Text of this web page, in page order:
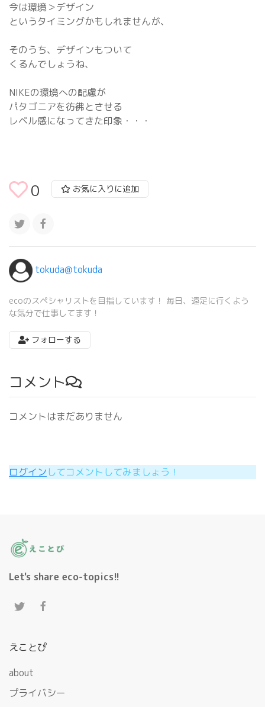
今は環境＞デザイン
というタイミングかもしれませんが、
そのうち、デザインもついて
くるんでしょうね、
NIKEの環境への配慮が
パタゴニアを彷彿とさせる
レベル感になってきた印象・・・
0 お気に入りに追加
tokuda@tokuda
ecoのスペシャリストを目指しています！ 毎日、遠足に行くよう
な気分で仕事してます！
フォローする
コメント
コメントはまだありません
ログインしてコメントしてみましょう！
Let's share eco-topics!!
えことぴ
about
プライバシー